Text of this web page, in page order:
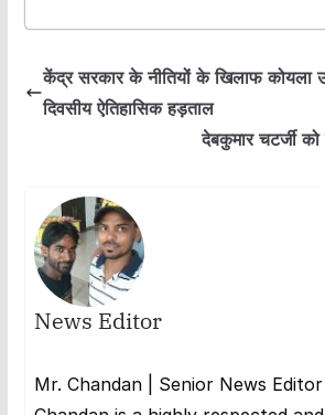
केंद्र सरकार के नीतियों के खिलाफ कोयला
दिवसीय ऐतिहासिक हड़ताल
देबकुमार चटर्जी को
News Editor
Mr. Chandan | Senior News